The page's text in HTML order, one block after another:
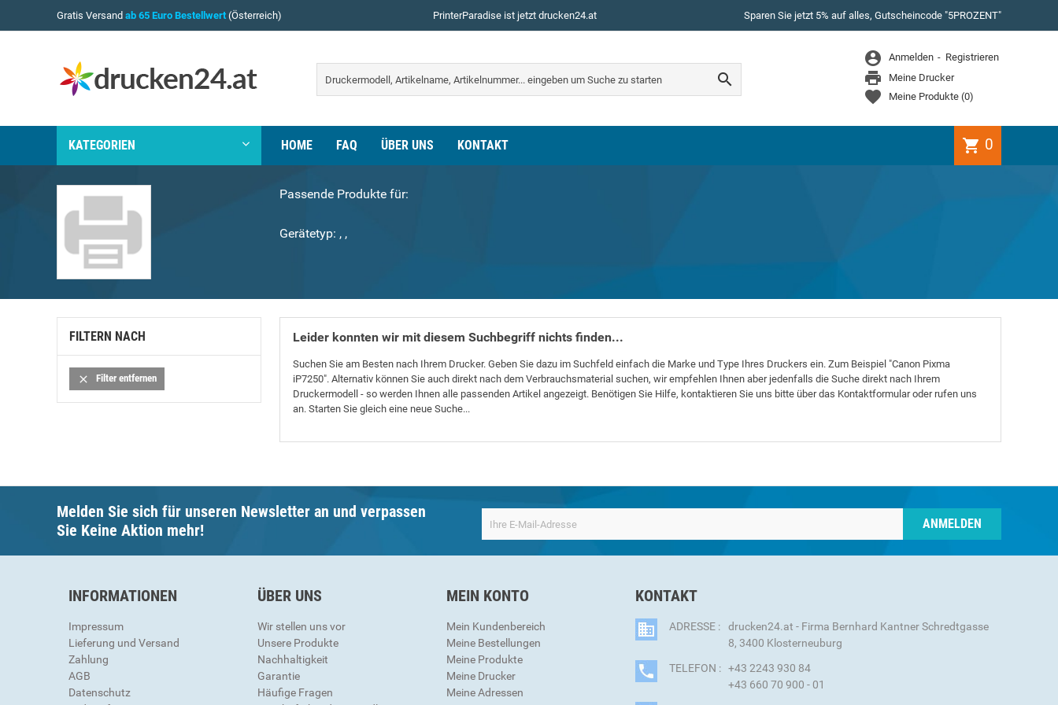
Gratis Versand ab 65 Euro Bestellwert (Österreich) PrinterParadise ist jetzt drucken24.at Sparen Sie jetzt 5% auf alles, Gutscheincode "5PROZENT"
KATEGORIEN

Anmelden
Registrieren
Meine Drucker
Meine Produkte (0)
HOME FAQ ÜBER UNS KONTAKT shopping_cart 0
WEITER EINKAUFEN
Es gibt keine Artikel mehr in Ihrem Warenkorb
Passende Produkte für:
Gerätetyp: , ,
FILTERN NACH
 Filter entfernen
Leider konnten wir mit diesem Suchbegriff nichts finden...
Suchen Sie am Besten nach Ihrem Drucker. Geben Sie dazu im Suchfeld einfach die Marke und Type Ihres Druckers ein. Zum Beispiel "Canon Pixma
iP7250". Alternativ können Sie auch direkt nach dem Verbrauchsmaterial suchen, wir empfehlen Ihnen aber jedenfalls die Suche direkt nach Ihrem
Druckermodell - so werden Ihnen alle passenden Artikel angezeigt. Benötigen Sie Hilfe, kontaktieren Sie uns bitte über das Kontaktformular oder rufen uns
an. Starten Sie gleich eine neue Suche...
Melden Sie sich für unseren Newsletter an und verpassen
Sie Keine Aktion mehr!
ANMELDEN
INFORMATIONEN
Impressum
Lieferung und Versand
Zahlung
AGB
Datenschutz
ÜBER UNS
Wir stellen uns vor
Unsere Produkte
Nachhaltigkeit
Garantie
Häufige Fragen
MEIN KONTO
Mein Kundenbereich
Meine Bestellungen
Meine Produkte
Meine Drucker
Meine Adressen
KONTAKT
ADRESSE :
drucken24.at - Firma Bernhard Kantner Schredtgasse
8, 3400 Klosterneuburg
TELEFON : +43 2243 930 84
+43 660 70 900 - 01